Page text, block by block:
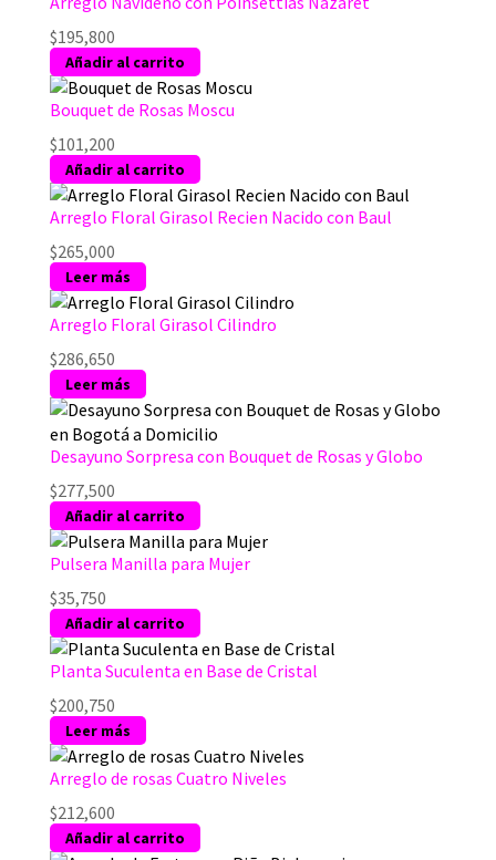
$195,800
Añadir al carrito
Bouquet de Rosas Moscu
$101,200
Añadir al carrito
Arreglo Floral Girasol Recien Nacido con Baul
$265,000
Leer más
Arreglo Floral Girasol Cilindro
$286,650
Leer más
Desayuno Sorpresa con Bouquet de Rosas y Globo
$277,500
Añadir al carrito
Pulsera Manilla para Mujer
$35,750
Añadir al carrito
Planta Suculenta en Base de Cristal
$200,750
Leer más
Arreglo de rosas Cuatro Niveles
$212,600
Añadir al carrito